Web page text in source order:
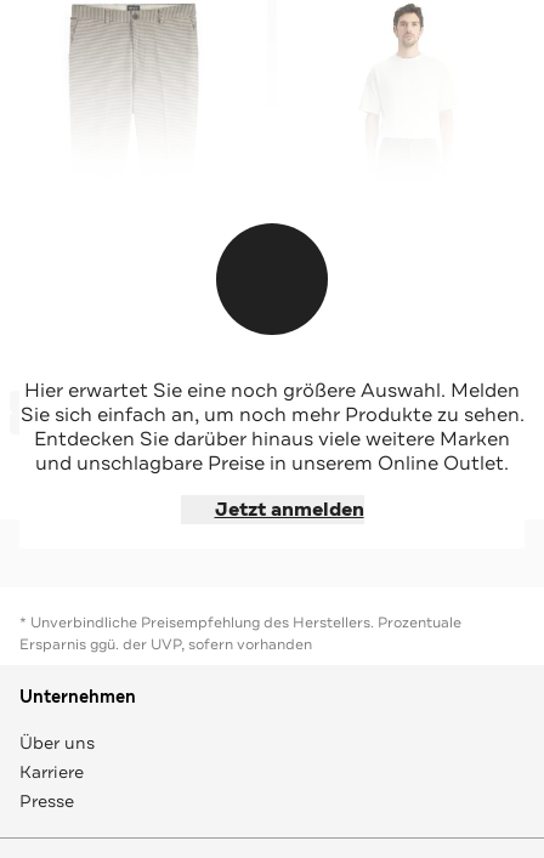
SCOTCH & SODA
Chino 'Irving' hellbraun kariert
-50%*
Sale
Jetzt shoppen
SCOTCH & SODA
Stoffhose braun
-50%*
Sale
Jetzt shoppen
Hier erwartet Sie eine noch größere Auswahl. Melden
Sie sich einfach an, um noch mehr Produkte zu sehen.
Entdecken Sie darüber hinaus viele weitere Marken
und unschlagbare Preise in unserem Online Outlet.
Jetzt anmelden
* Unverbindliche Preisempfehlung des Herstellers. Prozentuale
Ersparnis ggü. der UVP, sofern vorhanden
Unternehmen
Über uns
Karriere
Presse